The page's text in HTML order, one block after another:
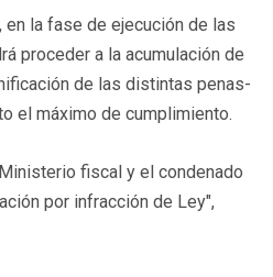
la fase de ejecución de las
proceder a la acumulación de
de las distintas penas-
el máximo de cumplimiento.
fiscal y el condenado
por infracción de Ley",